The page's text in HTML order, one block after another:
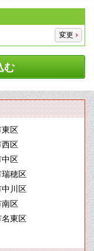
変更
む
東区
西区
中区
穂区
川区
南区
東区